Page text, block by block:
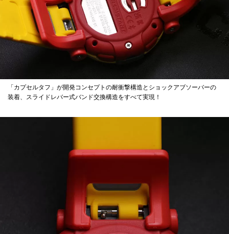
「カプセルタフ」が開発コンセプトの耐衝撃構造とショックアブソーバーの
装着、スライドレバー式バンド交換構造をすべて実現！